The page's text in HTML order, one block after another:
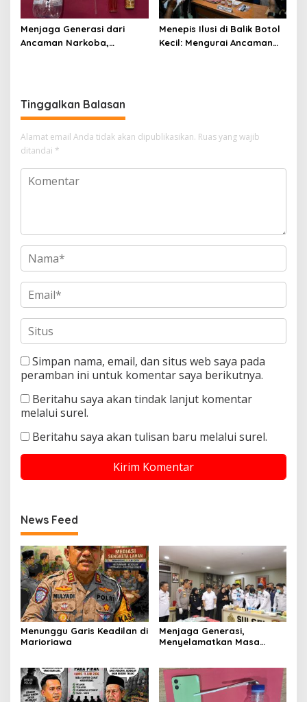
Menjaga Generasi dari
Ancaman Narkoba,
Menepis Ilusi di Balik Botol
Kecil: Mengurai Ancaman
Tinggalkan Balasan
Alamat email Anda tidak akan dipublikasikan. Ruas yang wajib
ditandai *
Simpan nama, email, dan situs web saya pada
peramban ini untuk komentar saya berikutnya.
Beritahu saya akan tindak lanjut komentar
melalui surel.
Beritahu saya akan tulisan baru melalui surel.
News Feed
Menunggu Garis Keadilan di
Marioriawa
Menjaga Generasi,
Menyelamatkan Masa
Narkotika